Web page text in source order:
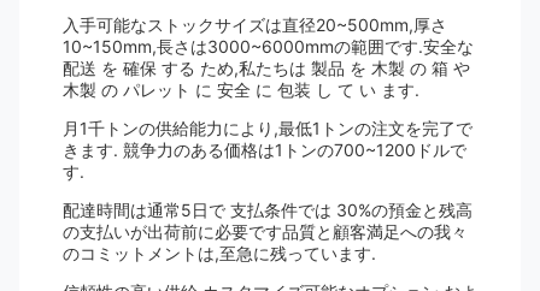
入手可能なストックサイズは直径20~500mm,厚さ
10~150mm,長さは3000~6000mmの範囲です.安全な
配送 を 確保 する ため,私たちは 製品 を 木製 の 箱 や
木製 の パレット に 安全 に 包装 し て い ます.
月1千トンの供給能力により,最低1トンの注文を完了で
きます. 競争力のある価格は1トンの700~1200ドルで
す.
配達時間は通常5日で 支払条件では 30%の預金と残高
の支払いが出荷前に必要です品質と顧客満足への我々
のコミットメントは,至急に残っています.